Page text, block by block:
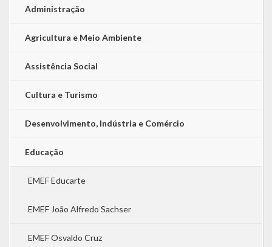
Administração
Agricultura e Meio Ambiente
Assistência Social
Cultura e Turismo
Desenvolvimento, Indústria e Comércio
Educação
EMEF Educarte
EMEF João Alfredo Sachser
EMEF Osvaldo Cruz